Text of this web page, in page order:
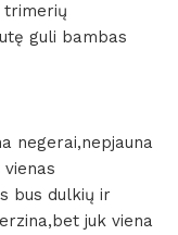
trimerių
guli bambas
negerai,nepjauna
bus dulkių ir
juk viena